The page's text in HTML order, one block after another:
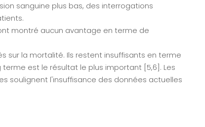
sanguine plus bas, des interrogations
montré aucun avantage en terme de
sur la mortalité. Ils restent insuffisants en terme
est le résultat le plus important [5,6]. Les
soulignent l'insuffisance des données actuelles